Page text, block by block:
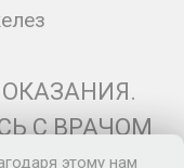
С ВРАЧОМ
этому нам